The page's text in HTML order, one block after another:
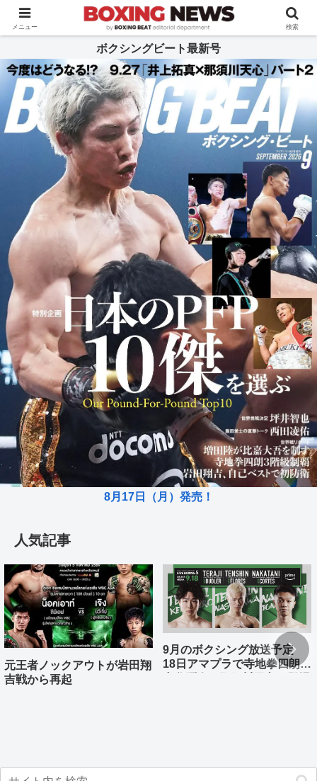
BOXING BEAT [ボクシング・ビート] 公式サイト
ボクシングビート最新号
8月17日（月）発売！
人気記事
元王者ノックアウトが岩田翔
吉戦から再起
9月のボクシング放送予定
18日アマプラで寺地拳四朗、
メニュー 検索